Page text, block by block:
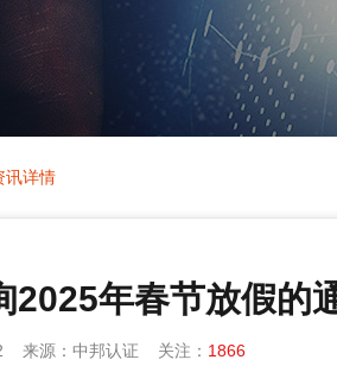
讯详情
2025年春节放假的
来源：中邦认证 关注： 1866